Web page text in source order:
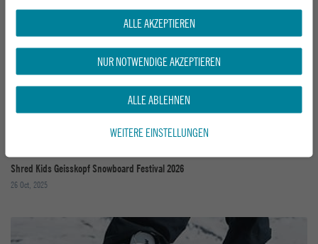
Neue Bataleon Boots – Ready for the Next Level im Snowgame
Shred Kids Geisskopf Snowboard Festival 2026
26 Oct, 2025
ALLE AKZEPTIEREN
NUR NOTWENDIGE AKZEPTIEREN
ALLE ABLEHNEN
WEITERE EINSTELLUNGEN